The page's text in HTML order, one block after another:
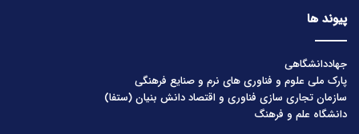
پیوند ها
جهاددانشگاهی
پارک ملی علوم و فناوری های نرم و صنایع فرهنگی
سازمان تجاری سازی فناوری و اقتصاد دانش بنیان (ستفا)
دانشگاه علم و فرهنگ